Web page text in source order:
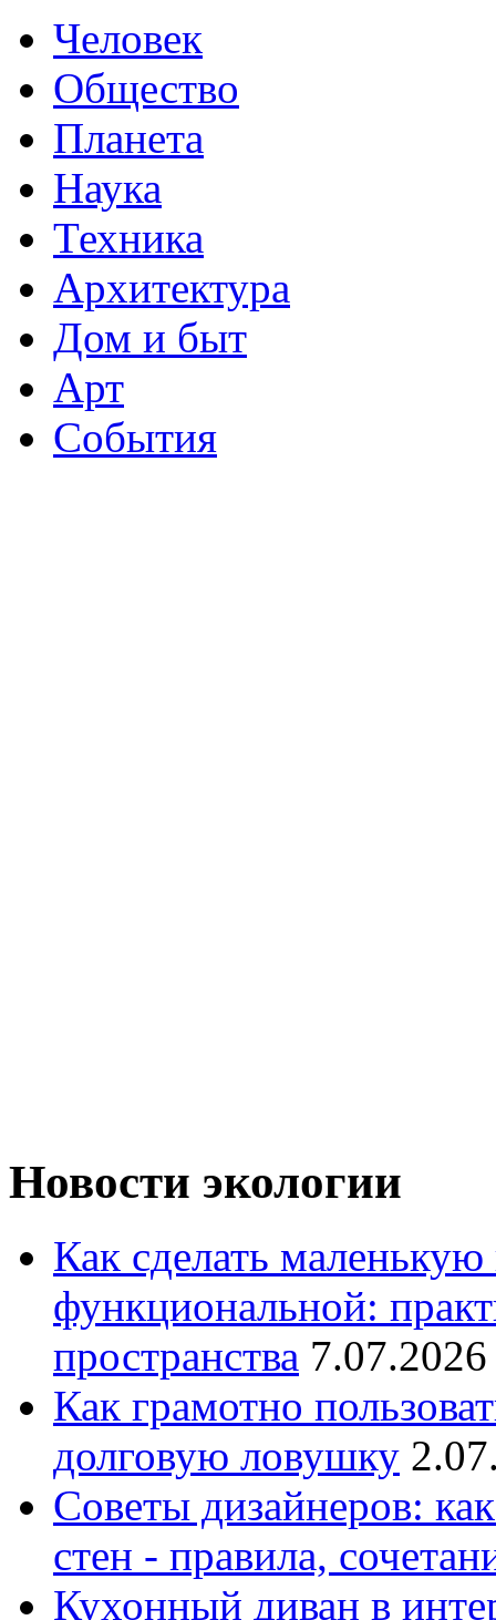
Человек
Общество
Планета
Наука
Техника
Архитектура
Дом и быт
Арт
События
Новости экологии
Как сделать
функциональной:
пространства
Как грамотно
долговую ловушку
Советы дизайнеров:
стен - правила,
Кухонный диван в